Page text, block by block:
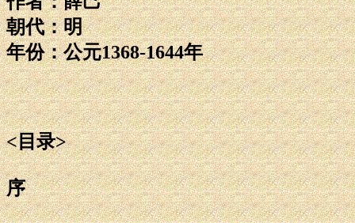
朝代：明
年份：公元1368-1644年
<目录>
序